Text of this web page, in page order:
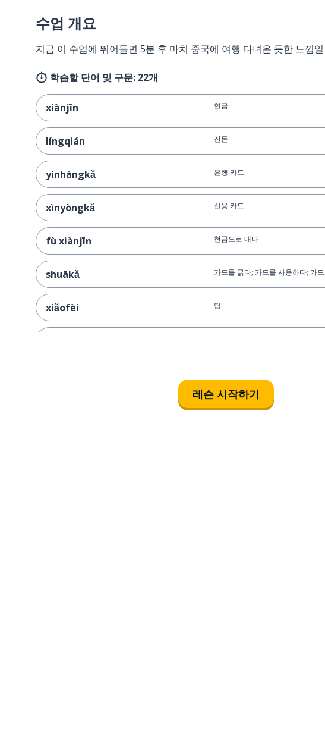
수업 개요
지금 이 수업에 뛰어들면 5분 후 마치 중국에 여행 다녀온 듯한 느낌
학습할 단어 및 구문: 22개
xiànjīn 현금
língqián 잔돈
yínhángkǎ 은행 카드
xìnyòngkǎ 신용 카드
fù xiànjīn 현금으로 내다
shuākǎ 카드를 긁다; 카드를 사용하다; 카
xiǎofèi 팁
레슨 시작하기